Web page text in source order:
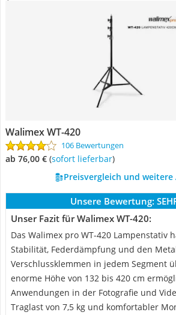
Walimex WT-420
106 Bewertungen
ab 76,00 € ( Sofort lieferbar)
Preisvergleich und weitere
Unsere Bewertung:
Unser Fazit für Walimex WT-420:
Das Walimex pro WT-420 Lampenstativ
Stabilität, Federdämpfung und den
Verschlussklemmen in jedem Segment
enorme Höhe von 132 bis 420 cm
Anwendungen in der Fotografie und
Traglast von 7,5 kg und komfortabler